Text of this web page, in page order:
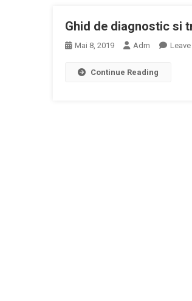
Ghid de diagnostic si
Mai 8, 2019 Adm
Continue Reading